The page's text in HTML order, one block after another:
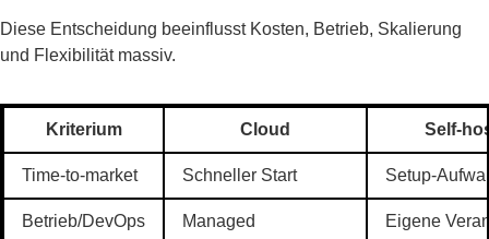
Diese Entscheidung beeinflusst Kosten, Betrieb, Skalierung
und Flexibilität massiv.
Kriterium Cloud Self-
Time-to-market Schneller Start Setup-
Betrieb/DevOps Managed Eigene